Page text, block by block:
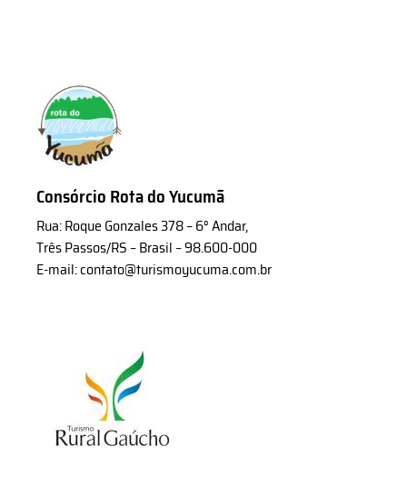
Consórcio Rota do Yucumã
Rua: Roque Gonzales 378 – 6° Andar,
Três Passos/RS – Brasil – 98.600-000
E-mail: contato@turismoyucuma.com.br